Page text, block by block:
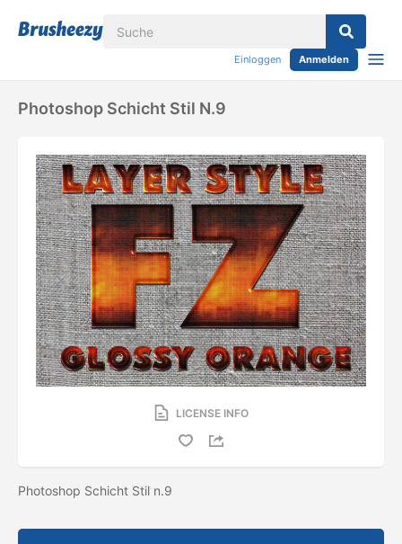
Einloggen Anmelden
Photoshop Schicht Stil N.9
LICENSE INFO
Photoshop Schicht Stil n.9